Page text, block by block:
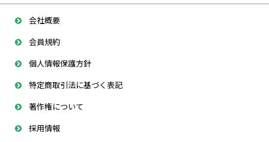
会社概要
会員規約
個人情報保護方針
特定商取引法に基づく表記
著作権について
採用情報